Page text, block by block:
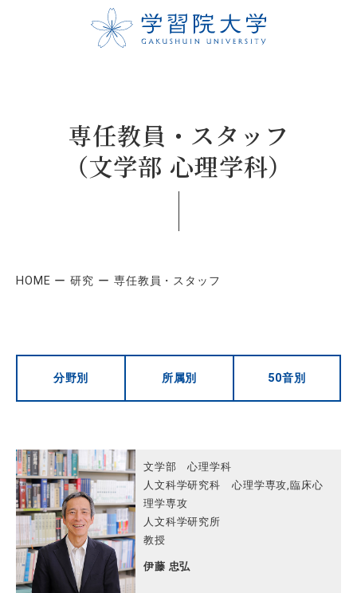
専任教員・スタッフ
（文学部 心理学科）
HOME 研究 専任教員・スタッフ
分野別 所属別 50音別
文学部 心理学科
人文科学研究科 心理学専攻,臨床心
理学専攻
人文科学研究所
教授
伊藤 忠弘